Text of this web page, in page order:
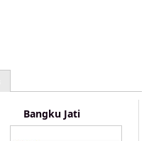
Bangku Jati